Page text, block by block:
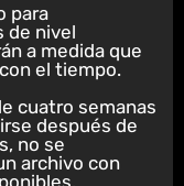
para
de nivel
a medida que
el tiempo.
cuatro semanas
después de
no se
archivo con